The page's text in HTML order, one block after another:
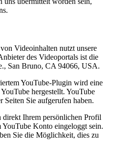
Videoinhalten nutzt unsere
des Videoportals ist die
San Bruno, CA 94066, USA.
YouTube-Plugin wird eine
hergestellt. YouTube
Seiten Sie aufgerufen haben.
Ihrem persönlichen Profil
Konto eingeloggt sein.
Sie die Möglichkeit, dies zu